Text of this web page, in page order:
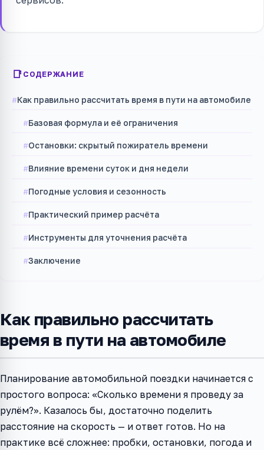
СОДЕРЖАНИЕ
Как правильно рассчитать время в пути на автомобиле
Базовая формула и её ограничения
Остановки: скрытый пожиратель времени
Влияние времени суток и дня недели
Погодные условия и сезонность
Практический пример расчёта
Инструменты для уточнения расчёта
Заключение
Как правильно рассчитать
время в пути на автомобиле
Планирование автомобильной поездки начинается с
простого вопроса: «Сколько времени я проведу за
рулём?». Казалось бы, достаточно поделить
расстояние на скорость — и ответ готов. Но на
практике всё сложнее: пробки, остановки, погода и